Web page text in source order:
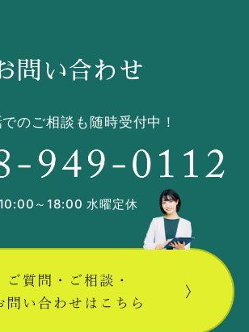
問い合わせ
のご相談も随時受付中！
～18:00 水曜定休